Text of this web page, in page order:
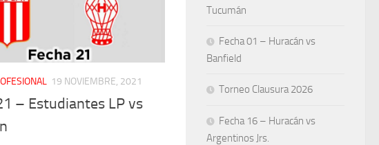
19 NOVIEMBRE, 2021
– Estudiantes LP vs
Tucumán
Fecha 01 – Huracán vs
Banfield
Torneo Clausura 2026
Fecha 16 – Huracán vs
Argentinos Jrs.